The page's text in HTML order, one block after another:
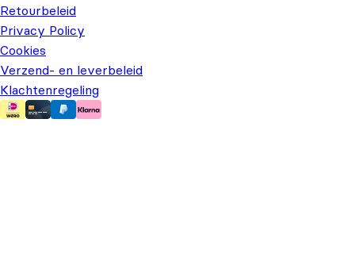
Retourbeleid
Privacy Policy
Cookies
Verzend- en leverbeleid
Klachtenregeling